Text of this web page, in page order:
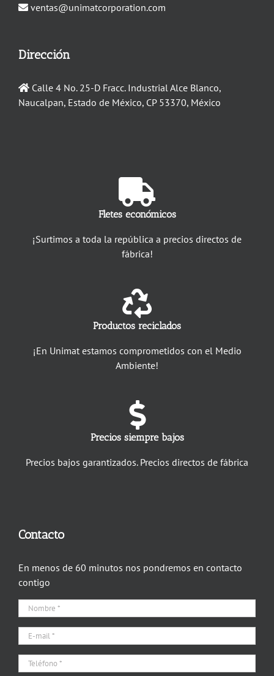
ventas@unimatcorporation.com
Dirección
Calle 4 No. 25-D Fracc. Industrial Alce Blanco,
Naucalpan, Estado de México, CP 53370, México
Fletes económicos
¡Surtimos a toda la república a precios directos de
fábrica!
Productos reciclados
¡En Unimat estamos comprometidos con el Medio
Ambiente!
Precios siempre bajos
Precios bajos garantizados. Precios directos de fábrica
Contacto
En menos de 60 minutos nos pondremos en contacto
contigo